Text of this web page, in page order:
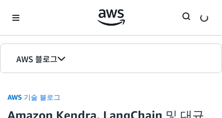
AWS 블로그
홈
에디션
AWS 기술 블로그
Amazon Kendra, LangChain 및 대규